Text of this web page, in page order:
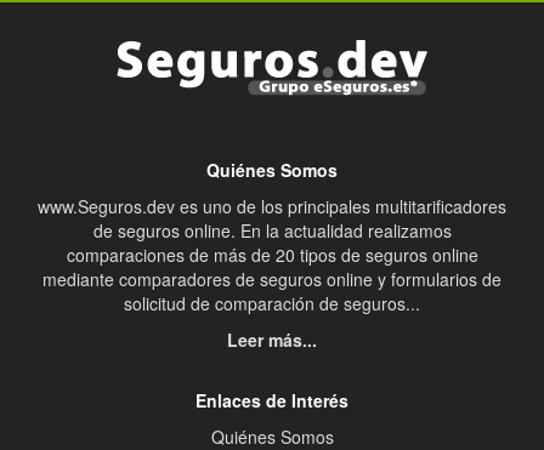
Quiénes Somos
www.Seguros.dev es uno de los principales multitarificadores
de seguros online. En la actualidad realizamos
comparaciones de más de 20 tipos de seguros online
mediante comparadores de seguros online y formularios de
solicitud de comparación de seguros...
Leer más...
Enlaces de Interés
Quiénes Somos